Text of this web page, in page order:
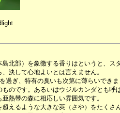
北部）を象徴する香りはというと、ス
決して心地よいとは言えません。
過ぎ、特有の臭いも次第に薄らいでき
のです。あるいはウジルカンダとも呼
熱帯の森に相応しい雰囲気です。
えるような大きな莢（さや）をたくさ